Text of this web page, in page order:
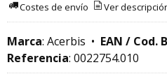
Costes de envío Ver
Marca: Acerbis • EAN / Cod.
Referencia: 0022754.010